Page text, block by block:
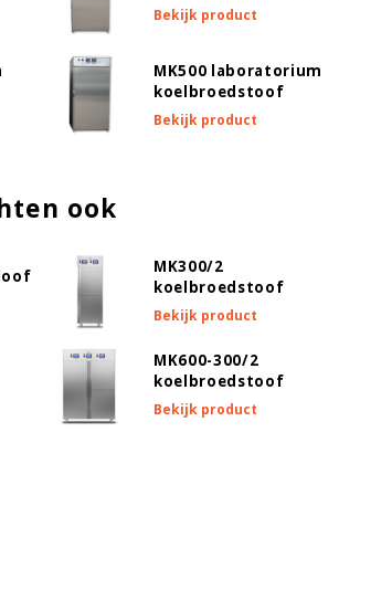
Bekijk product
MK500 laboratorium
koelbroedstoof
Bekijk product
ook
MK300/2
koelbroedstoof
Bekijk product
MK600-300/2
koelbroedstoof
Bekijk product